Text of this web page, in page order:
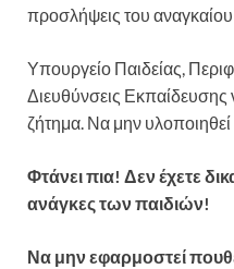
προσλήψεις του
Υπουργείο Παιδείας,
Διευθύνσεις
ζήτημα. Να μην
Φτάνει πια! Δεν έχετε
ανάγκες των παιδιών!
Να μην εφαρμοστεί